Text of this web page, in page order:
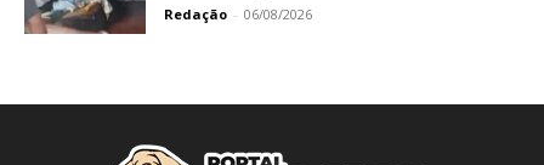
Redação - 06/08/2026